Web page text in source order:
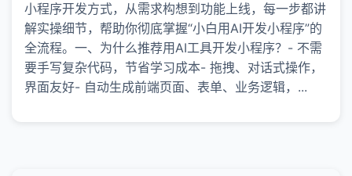
小程序开发方式，从需求构想到功能上线，每一步都讲
解实操细节，帮助你彻底掌握“小白用AI开发小程序”的
全流程。一、为什么推荐用AI工具开发小程序？- 不需
要手写复杂代码，节省学习成本- 拖拽、对话式操作，
界面友好- 自动生成前端页面、表单、业务逻辑，...